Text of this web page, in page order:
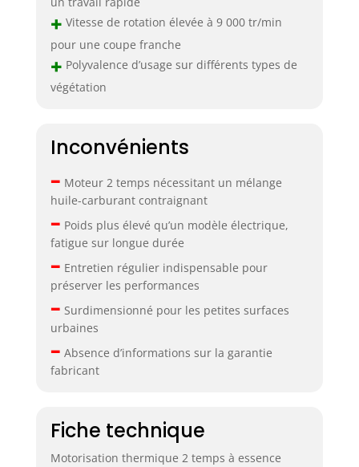
+ Vitesse de rotation élevée à 9 000 tr/min
pour une coupe franche
+ Polyvalence d’usage sur différents types de
végétation
Inconvénients
– Moteur 2 temps nécessitant un mélange
huile-carburant contraignant
– Poids plus élevé qu’un modèle électrique,
fatigue sur longue durée
– Entretien régulier indispensable pour
préserver les performances
– Surdimensionné pour les petites surfaces
urbaines
– Absence d’informations sur la garantie
fabricant
Fiche technique
Motorisation thermique 2 temps à essence